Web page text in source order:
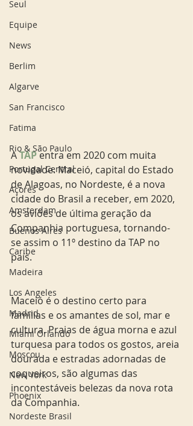
Seul
Equipe
News
Berlim
Algarve
San Francisco
Fatima
Rio & São Paulo
Portugal Central
Açores
Amsterdam
Buenos Aires
Caribe
Madeira
Los Angeles
Madrid
Miami Orlando
Moscou
New York
Phoenix
Nordeste Brasil
A TAP entra em 2020 com muita
novidade. Maceió, capital do Estado
de Alagoas, no Nordeste, é a nova
cidade do Brasil a receber, em 2020,
os aviões de última geração da
Companhia portuguesa, tornando-
se assim o 11º destino da TAP no
país.
Maceió é o destino certo para
famílias e os amantes de sol, mar e
cultura. Praias de água morna e azul
turquesa para todos os gostos, areia
dourada e estradas adornadas de
coqueiros, são algumas das
incontestáveis belezas da nova rota
da Companhia.